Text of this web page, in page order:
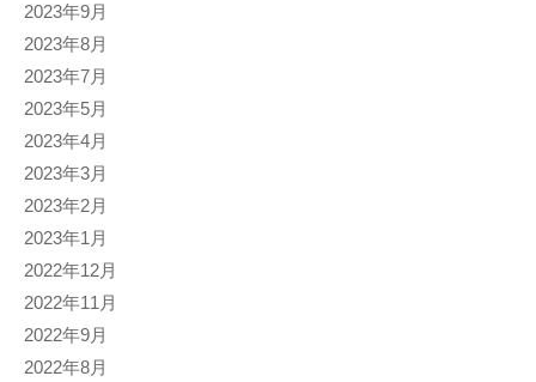
2023年9月
2023年8月
2023年7月
2023年5月
2023年4月
2023年3月
2023年2月
2023年1月
2022年12月
2022年11月
2022年9月
2022年8月